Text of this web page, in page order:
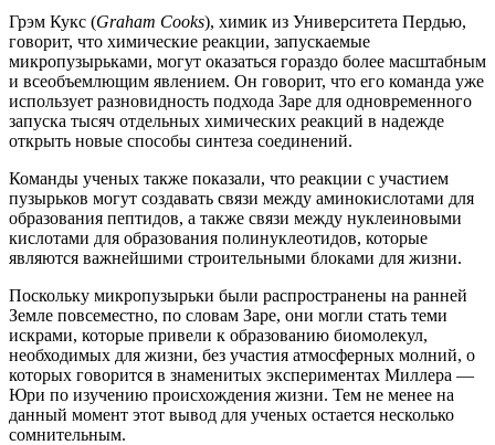
Грэм Кукс (Graham Cooks), химик из Университета Пердью,
говорит, что химические реакции, запускаемые
микропузырьками, могут оказаться гораздо более масштабным
и всеобъемлющим явлением. Он говорит, что его команда уже
использует разновидность подхода Заре для одновременного
запуска тысяч отдельных химических реакций в надежде
открыть новые способы синтеза соединений.
Команды ученых также показали, что реакции с участием
пузырьков могут создавать связи между аминокислотами для
образования пептидов, а также связи между нуклеиновыми
кислотами для образования полинуклеотидов, которые
являются важнейшими строительными блоками для жизни.
Поскольку микропузырьки были распространены на ранней
Земле повсеместно, по словам Заре, они могли стать теми
искрами, которые привели к образованию биомолекул,
необходимых для жизни, без участия атмосферных молний, о
которых говорится в знаменитых экспериментах Миллера —
Юри по изучению происхождения жизни. Тем не менее на
данный момент этот вывод для ученых остается несколько
сомнительным.